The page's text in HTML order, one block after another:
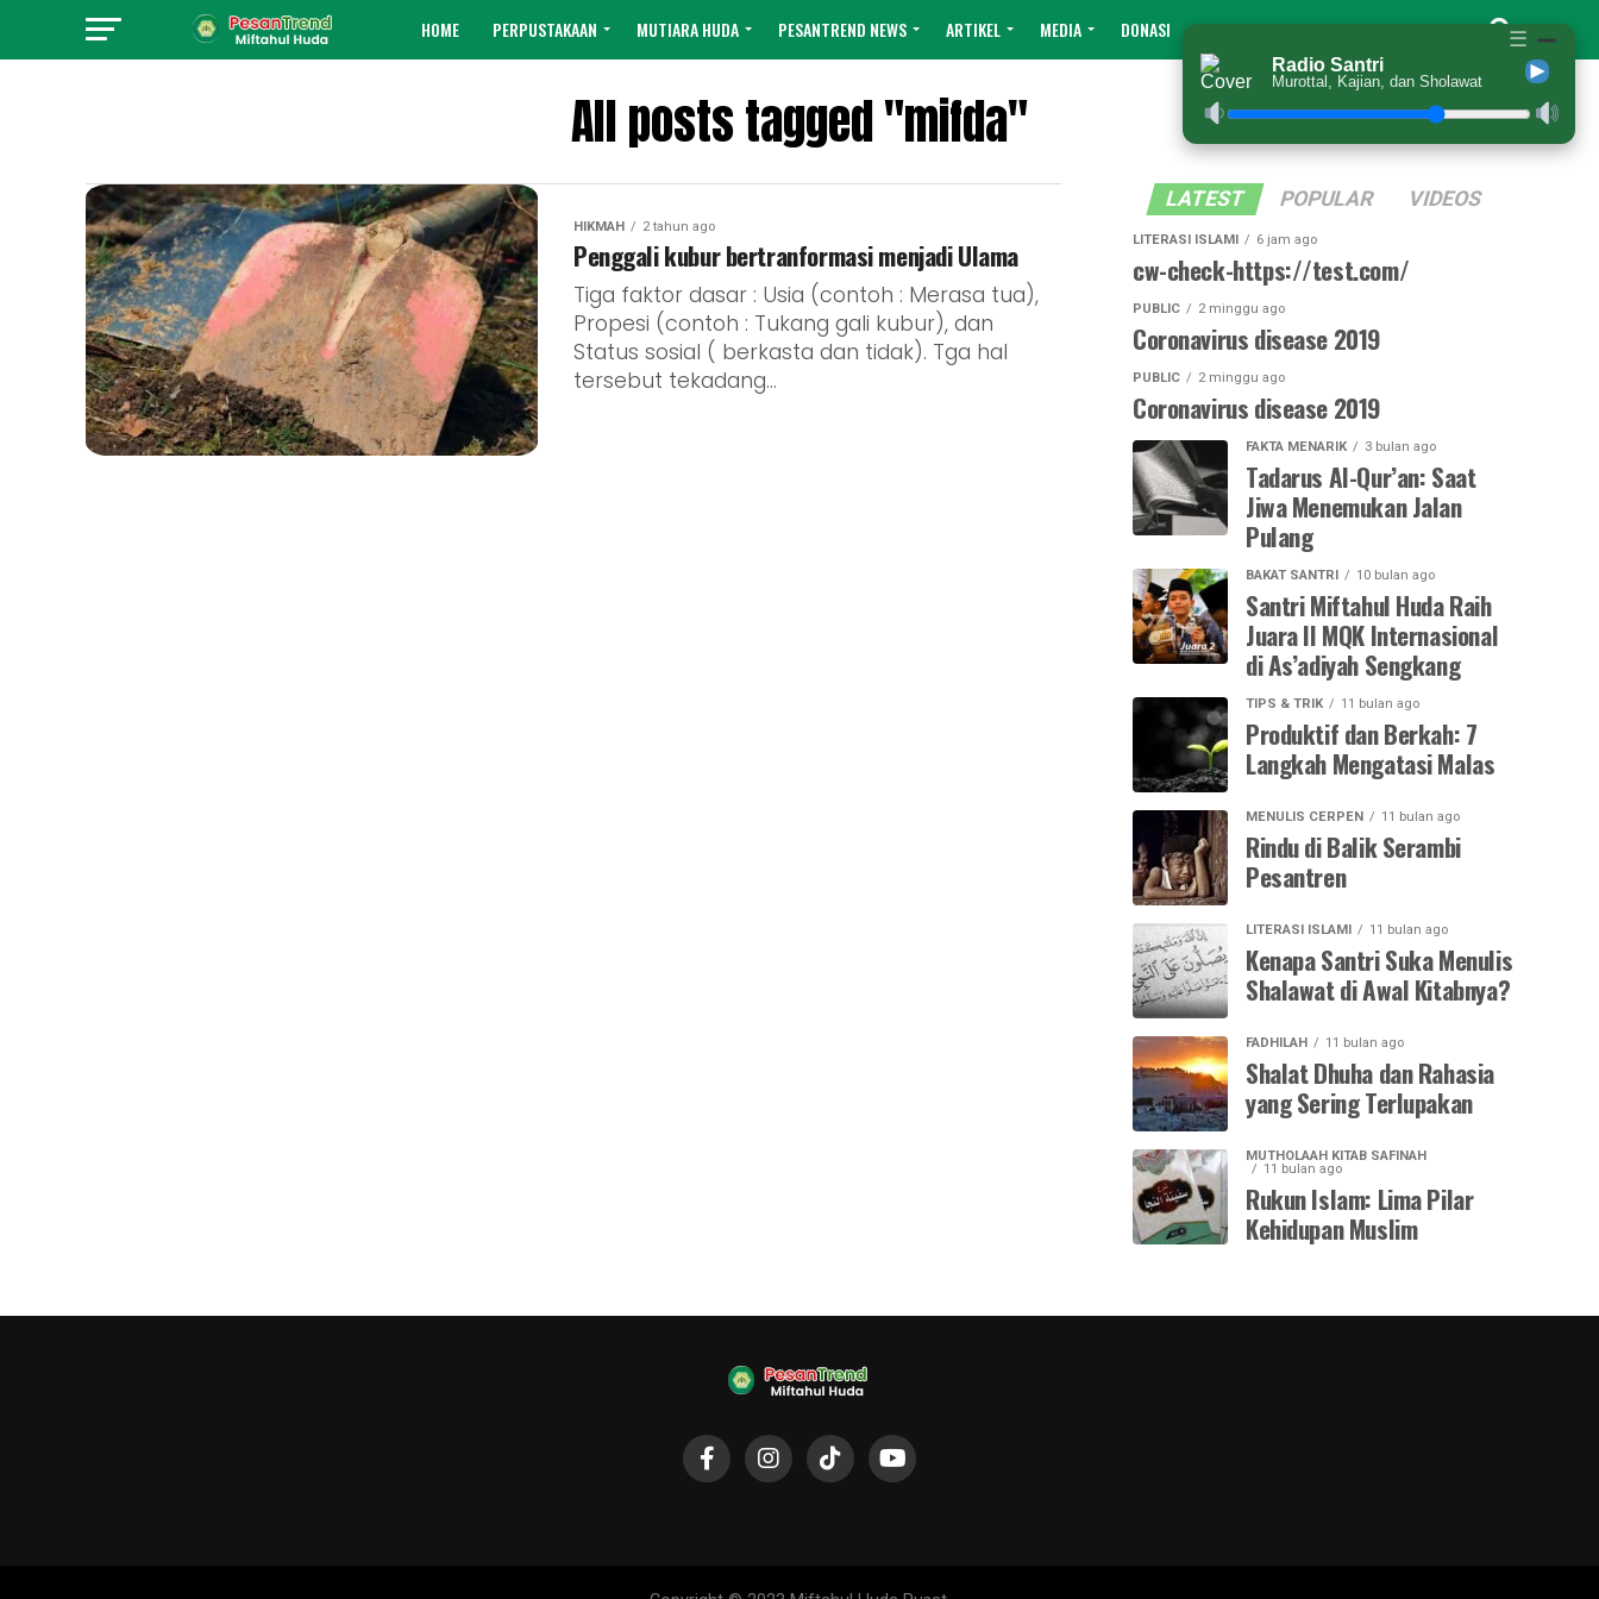
HOME PERPUSTAKAAN MUTIARA HUDA PESANTREND NEWS ARTIKEL MEDIA DONASI
All posts tagged "mifda"
HIKMAH 2 tahun ago
Penggali kubur bertranformasi menjadi Ulama
Tiga faktor dasar : Usia (contoh : Merasa tua),
Propesi (contoh : Tukang gali kubur), dan
Status sosial ( berkasta dan tidak). Tga hal
tersebut tekadang...
LATEST POPULAR VIDEOS
LITERASI ISLAMI 6 jam ago
cw-check-https://test.com/
PUBLIC 2 minggu ago
Coronavirus disease 2019
PUBLIC 2 minggu ago
Coronavirus disease 2019
FAKTA MENARIK 3 bulan ago
Tadarus Al-Qur’an: Saat
Jiwa Menemukan Jalan
Pulang
BAKAT SANTRI 10 bulan ago
Santri Miftahul Huda Raih
Juara II MQK Internasional
di As’adiyah Sengkang
TIPS & TRIK 11 bulan ago
Produktif dan Berkah: 7
Langkah Mengatasi Malas
MENULIS CERPEN 11 bulan ago
Rindu di Balik Serambi
Pesantren
LITERASI ISLAMI 11 bulan ago
Kenapa Santri Suka Menulis
Shalawat di Awal Kitabnya?
FADHILAH 11 bulan ago
Shalat Dhuha dan Rahasia
yang Sering Terlupakan
MUTHOLAAH KITAB SAFINAH
11 bulan ago
Rukun Islam: Lima Pilar
Kehidupan Muslim
☰
Radio Santri
Murottal, Kajian, dan Sholawat